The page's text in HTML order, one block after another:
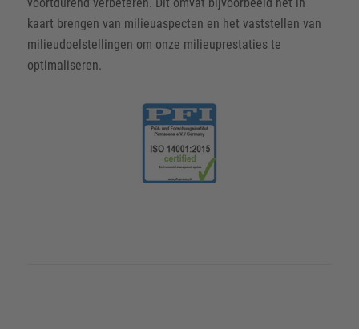
voortdurend verbeteren. Dit omvat bijvoorbeeld het in
kaart brengen van milieuaspecten en het vaststellen van
milieudoelstellingen om onze milieuprestaties te
optimaliseren.